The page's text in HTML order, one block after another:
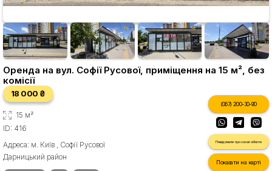
Оренда на вул. Софії Русової, приміщення на 15 м², без
комісії
18 000 ₴
15 м²
ID: 416
Адреса: м. Київ , Софії Русової
Дарницький район
(067) 200-30-90
Повідомити про схожі об'єкти
Показати на карті